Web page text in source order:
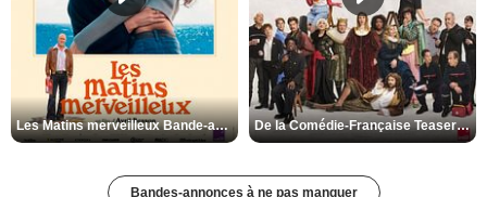
Les Matins merveilleux Bande-annonce VF De la Comédie-Française Teaser VF
Bandes-annonces à ne pas manquer